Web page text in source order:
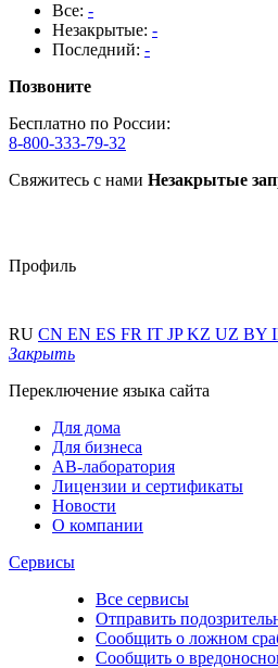
Все: -
Незакрытые: -
Последний: -
Позвоните
Бесплатно по России:
8-800-333-79-32
Свяжитесь с нами Незакрытые
Профиль
RU CN EN ES FR IT JPKZ UZ BY
Закрыть
Переключение языка сайта
Для дома
Для бизнеса
АВ-лаборатория
Лицензии и сертификаты
Новости
О компании
Сервисы
Все сервисы
Отправить
Сообщить о ложном
Сообщить о